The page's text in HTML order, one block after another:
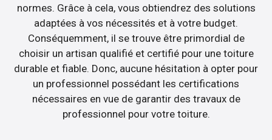
normes. Grâce à cela, vous obtiendrez des solutions
adaptées à vos nécessités et à votre budget.
Conséquemment, il se trouve être primordial de
choisir un artisan qualifié et certifié pour une toiture
durable et fiable. Donc, aucune hésitation à opter pour
un professionnel possédant les certifications
nécessaires en vue de garantir des travaux de
professionnel pour votre toiture.